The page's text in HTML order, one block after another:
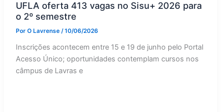
UFLA oferta 413 vagas no Sisu+ 2026 para
o 2º semestre
Por O Lavrense /10/06/2026
Inscrições acontecem entre 15 e 19 de junho pelo Portal
Acesso Único; oportunidades contemplam cursos nos
câmpus de Lavras e